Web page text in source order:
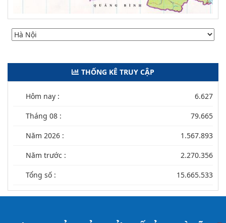
THỐNG KÊ TRUY CẬP
Hôm nay : 6.627
Tháng 08 : 79.665
Năm 2026 : 1.567.893
Năm trước : 2.270.356
Tổng số : 15.665.533